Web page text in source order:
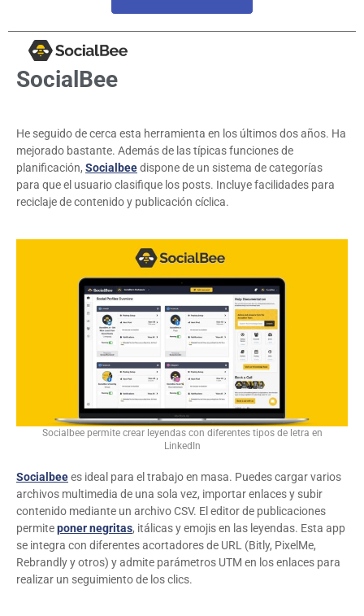
SocialBee
He seguido de cerca esta herramienta en los últimos dos años. Ha
mejorado bastante. Además de las típicas funciones de
planificación, Socialbeedispone de un sistema de categorías
para que el usuario clasifique los posts. Incluye facilidades para
reciclaje de contenido y publicación cíclica.
Socialbee permite crear leyendas con diferentes tipos de letra en
LinkedIn
Socialbeees ideal para el trabajo en masa. Puedes cargar varios
archivos multimedia de una sola vez, importar enlaces y subir
contenido mediante un archivo CSV. El editor de publicaciones
permiteponer negritas, itálicas y emojis en las leyendas. Esta app
se integra con diferentes acortadores de URL (Bitly, PixelMe,
Rebrandly y otros) y admite parámetros UTM en los enlaces para
realizar un seguimiento de los clics.